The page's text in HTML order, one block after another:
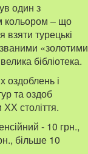
один з
кольором – що
турецькі
«золотими
бібліотека.
оздоблень і
та оздоб
ХХ століття.
- 10 грн.,
більше 10